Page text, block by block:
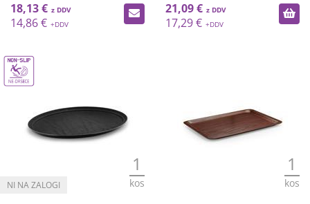
18,13 €
14,86 €
21,09 €
17,29 €
1
kos
1
kos